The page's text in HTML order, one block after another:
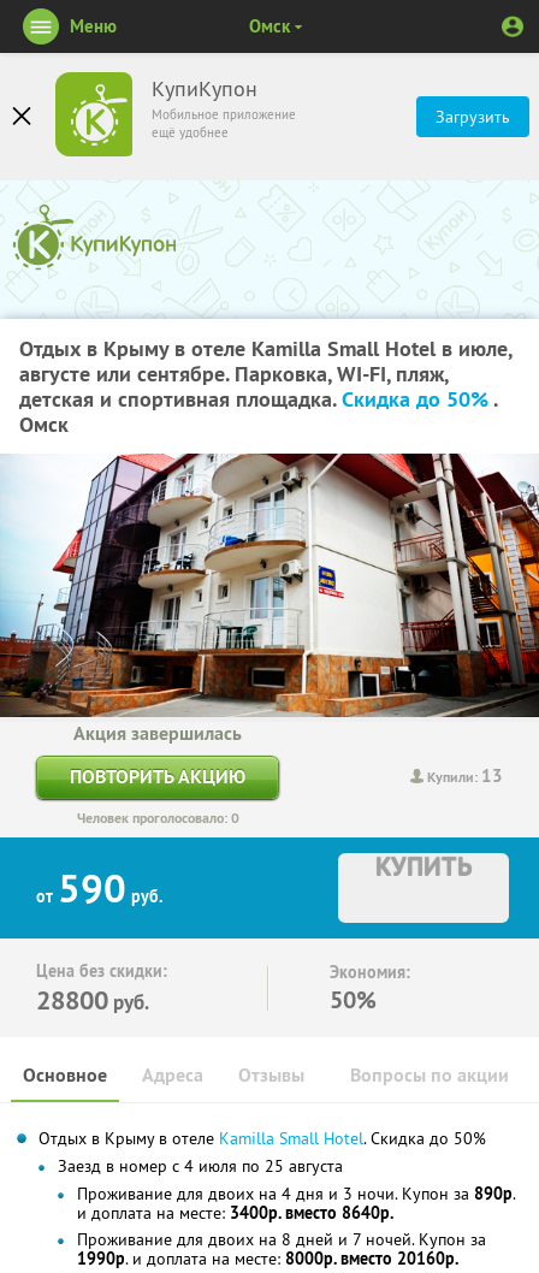
КупиКупон
Мобильное приложение
ещё удобнее
Загрузить
Меню Омск
Отдых в Крыму в отеле Kamilla Small Hotel в июле,
августе или сентябре. Парковка, WI-FI, пляж,
детская и спортивная площадка.Скидка до 50%.
Омск
Купили: 13
Акция завершилась
ПОВТОРИТЬ АКЦИЮ
Человек проголосовало: 0
от 590 руб.
КУПИТЬ
Цена без скидки:
28800 руб.
Экономия:
50%
Основное Отзывы Вопросы по акции
Адреса
Отдых в Крыму в отеле Kamilla Small Hotel. Скидка до 50%
Заезд в номер с 4 июля по 25 августа
Проживание для двоих на 4 дня и 3 ночи. Купон за 890р.
и доплата на месте: 3400р. вместо 8640р.
Проживание для двоих на 8 дней и 7 ночей. Купон за
1990р. и доплата на месте: 8000р. вместо 20160р.